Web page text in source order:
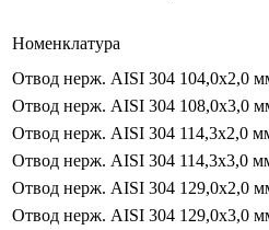
Номенклатура
Отвод нерж. AISI 304 104,0х2,0
Отвод нерж. AISI 304 108,0х3,0
Отвод нерж. AISI 304 114,3х2,0
Отвод нерж. AISI 304 114,3х3,0
Отвод нерж. AISI 304 129,0х2,0
Отвод нерж. AISI 304 129,0х3,0